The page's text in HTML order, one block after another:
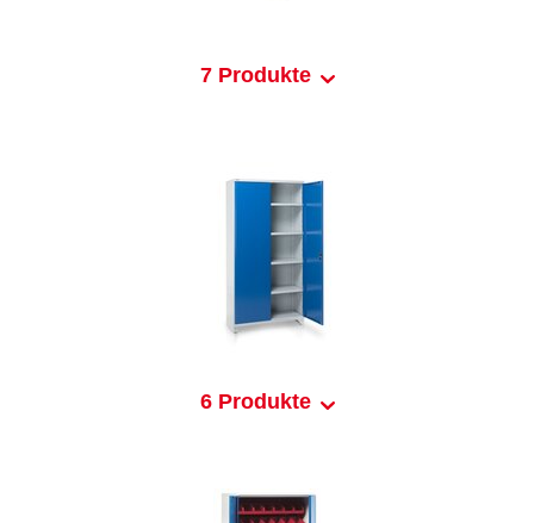
7 Produkte
6 Produkte